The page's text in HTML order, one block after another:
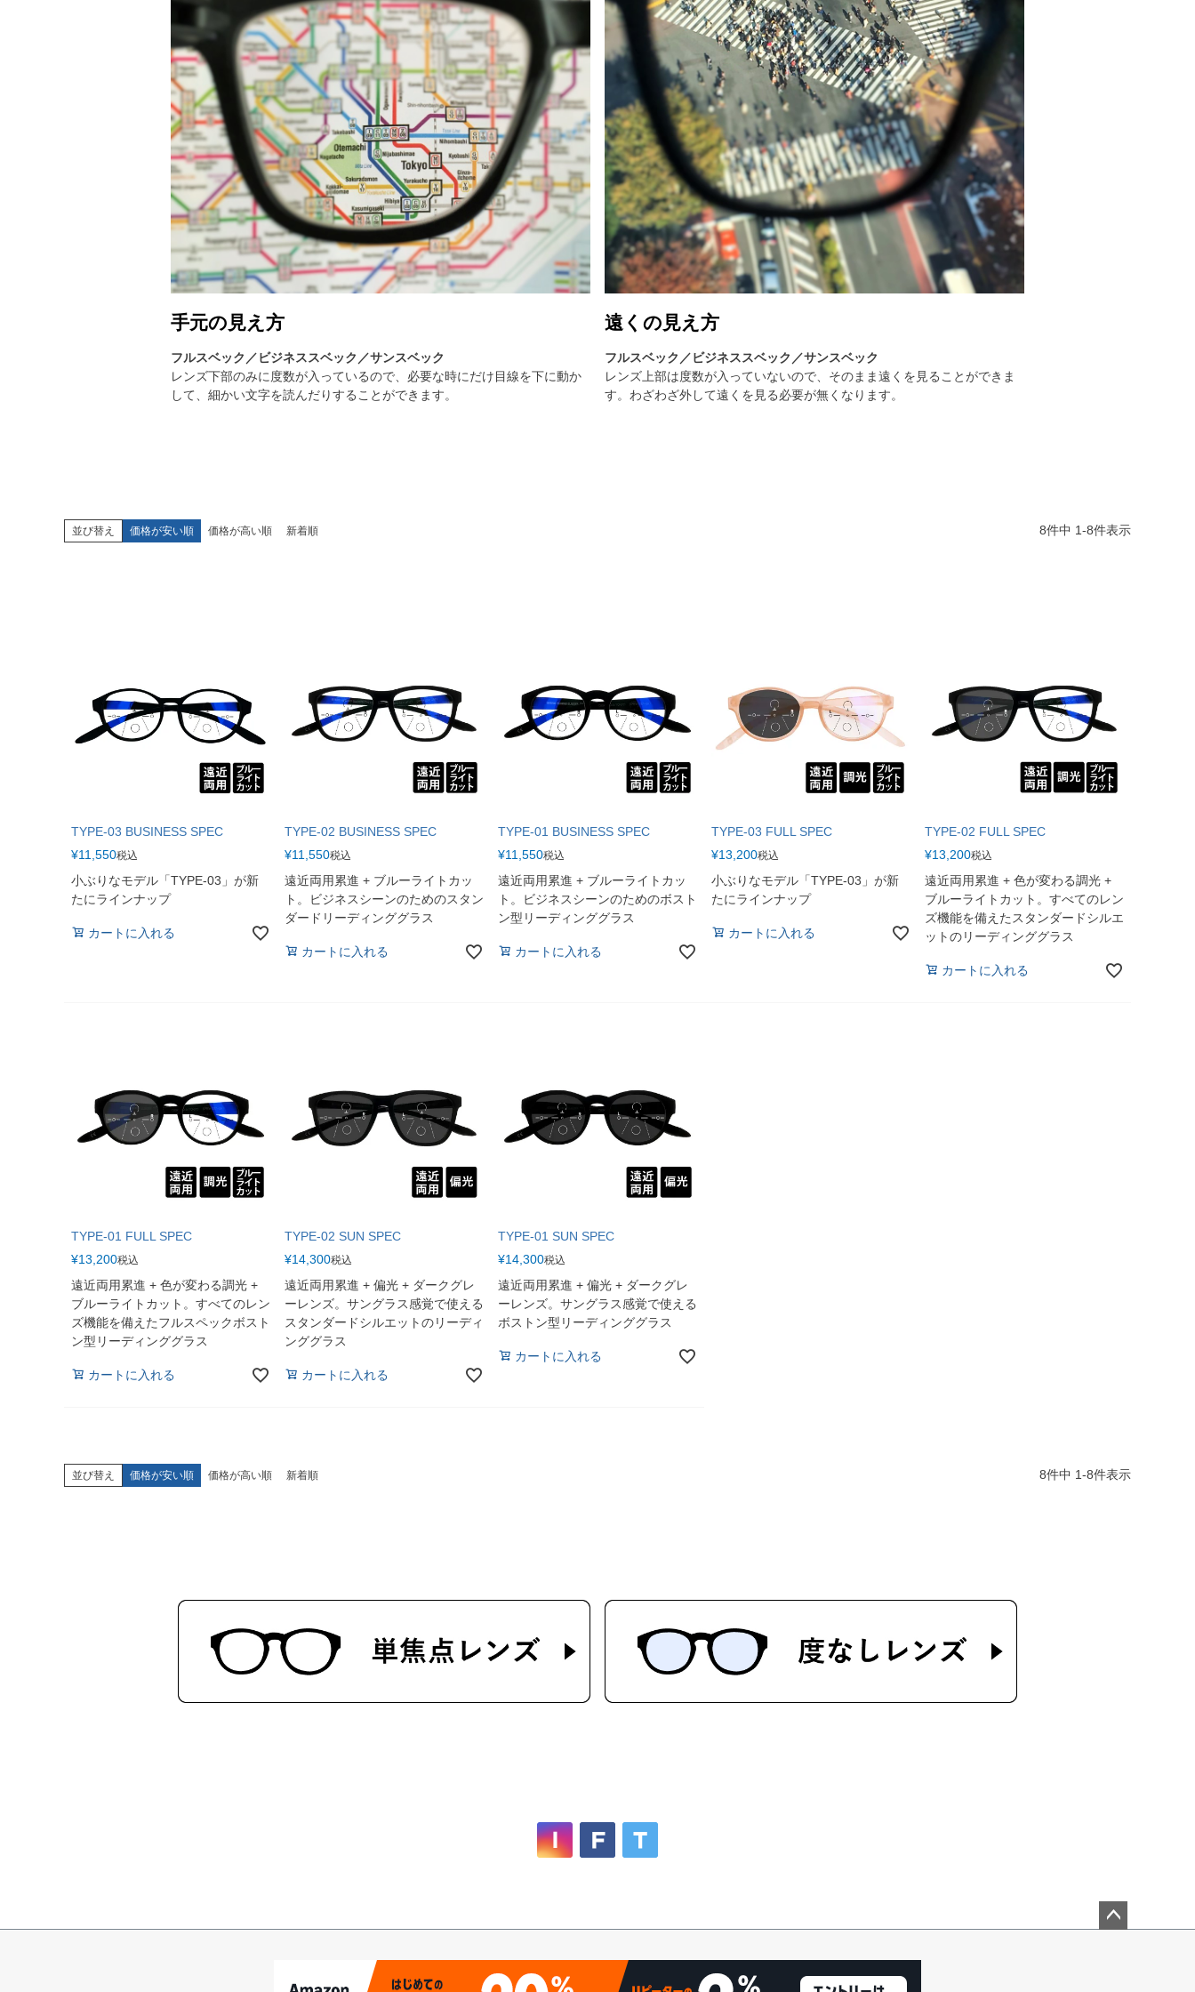
手元の見え方
フルスベック／ビジネススベック／サンスベック
レンズ下部のみに度数が入っているので、必要な時にだけ目線を下に動か
して、細かい文字を読んだりすることができます。
遠くの見え方
フルスベック／ビジネススベック／サンスベック
レンズ上部は度数が入っていないので、そのまま遠くを見ることができま
す。わざわざ外して遠くを見る必要が無くなります。
並び替え 価格が安い順 価格が高い順 新着順 8件中 1-8件表示
TYPE-03 BUSINESS SPEC
¥11,550税込
小ぶりなモデル「TYPE-03」が新
たにラインナップ
カートに入れる
TYPE-02 BUSINESS SPEC
¥11,550税込
遠近両用累進 + ブルーライトカッ
ト。ビジネスシーンのためのスタン
ダードリーディンググラス
カートに入れる
TYPE-01 BUSINESS SPEC
¥11,550税込
遠近両用累進 + ブルーライトカッ
ト。ビジネスシーンのためのボスト
ン型リーディンググラス
カートに入れる
TYPE-03 FULL SPEC
¥13,200税込
小ぶりなモデル「TYPE-03」が新
たにラインナップ
カートに入れる
TYPE-02 FULL SPEC
¥13,200税込
遠近両用累進 + 色が変わる調光 +
ブルーライトカット。すべてのレン
ズ機能を備えたスタンダードシルエ
ットのリーディンググラス
カートに入れる
TYPE-01 FULL SPEC
¥13,200税込
遠近両用累進 + 色が変わる調光 +
ブルーライトカット。すべてのレン
ズ機能を備えたフルスペックボスト
ン型リーディンググラス
カートに入れる
TYPE-02 SUN SPEC
¥14,300税込
遠近両用累進 + 偏光 + ダークグレ
ーレンズ。サングラス感覚で使える
スタンダードシルエットのリーディ
ンググラス
カートに入れる
TYPE-01 SUN SPEC
¥14,300税込
遠近両用累進 + 偏光 + ダークグレ
ーレンズ。サングラス感覚で使える
ボストン型リーディンググラス
カートに入れる
並び替え 価格が安い順 価格が高い順 新着順 8件中 1-8件表示